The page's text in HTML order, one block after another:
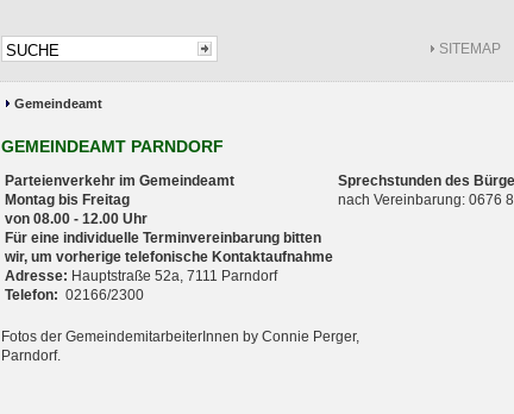
SITEMAP
Gemeindeamt
GEMEINDEAMT PARNDORF
Parteienverkehr im Gemeindeamt
Montag bis Freitag
von 08.00 - 12.00 Uhr
Für eine individuelle Terminvereinbarung bitten
wir, um vorherige telefonische Kontaktaufnahme
Adresse: Hauptstraße 52a, 7111 Parndorf
Telefon: 02166/2300
Sprechstunden des
nach Vereinbarung: 0676
Fotos der GemeindemitarbeiterInnen by Connie Perger,
Parndorf.